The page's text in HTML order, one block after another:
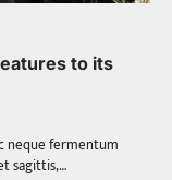
to its
neque fermentum
sagittis,…